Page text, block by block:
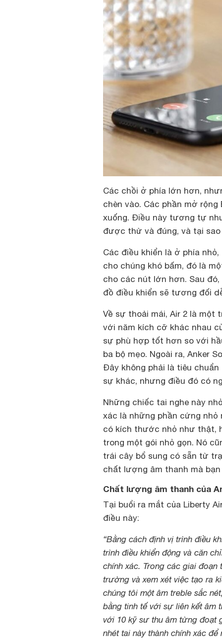
Các chồi ở phía lớn hơn,
chèn vào. Các phần mở
xuống. Điều này tương tự
được thử và đúng, và tại
Các điều khiển là ở phía
cho chúng khó bấm, đó là
cho các nút lớn hơn. Sau
đồ điều khiển sẽ tương đối
Về sự thoải mái, Air 2 là một
với năm kích cỡ khác nhau
sự phù hợp tốt hơn so với
ba bộ mẹo. Ngoài ra, Anker
Đây không phải là tiêu
sự khác, nhưng điều đó có
Những chiếc tai nghe này
xác là những phần cứng
có kích thước nhỏ như thật,
trong một gói nhỏ gọn. Nó
trái cây bổ sung có sẵn từ
chất lượng âm thanh mà
Chất lượng âm thanh của
Tại buổi ra mắt của Liberty
điều này:
“Bằng cách định vị trình điều
trình điều khiển động và căn
chính xác. Trong các giai
trường và xem xét việc tạo ra
chúng tôi một âm treble sắc
bằng tinh tế với sự liên kết âm
với 10 kỹ sư thu âm từng đoạt
nhét tai này thành chính xác